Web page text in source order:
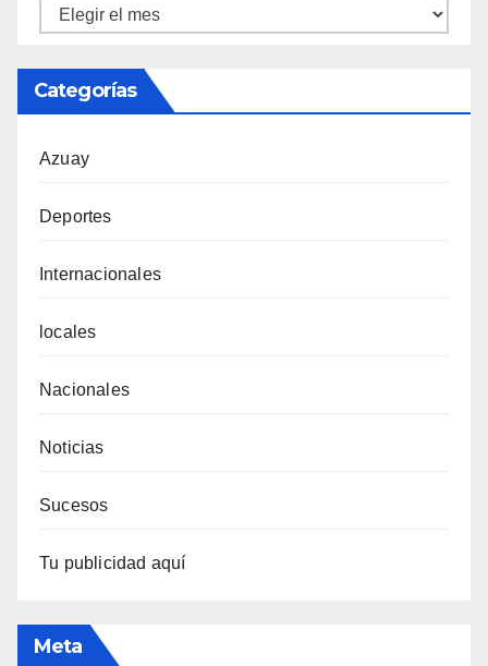
Ortiz
Categorías
Azuay
Deportes
Internacionales
locales
Nacionales
Noticias
Sucesos
Tu publicidad aquí
Meta